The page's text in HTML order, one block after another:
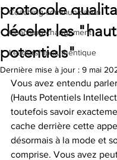
Coaching communication
Coaching changement
Leadership authentique
protocole
déceler les
potentiels"
Dernière mise à jour : 9 mai
Vous avez entendu
(Hauts Potentiels
toutefois savoir
cache derrière cette
désormais à la mode et
comprise. Vous avez